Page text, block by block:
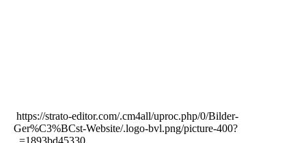
https://strato-editor.com/.cm4all/uproc.php/0/Bilder-
Ger%C3%BCst-Website/.logo-bvl.png/picture-400?
_=1893bd45330